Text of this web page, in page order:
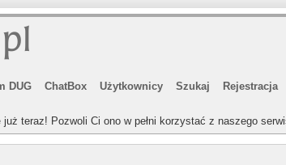
DUG ChatBox Użytkownicy Szukaj Rejestracja
już teraz! Pozwoli Ci ono w pełni korzystać z naszego